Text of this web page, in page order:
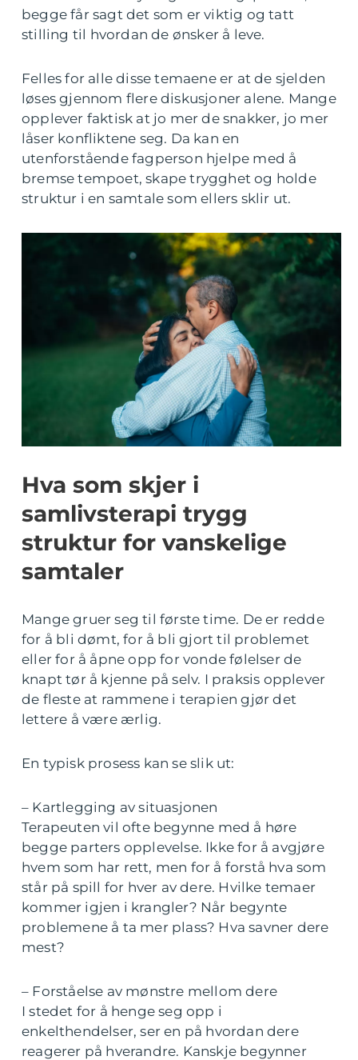
begge får sagt det som er viktig og tatt
stilling til hvordan de ønsker å leve.
Felles for alle disse temaene er at de sjelden
løses gjennom flere diskusjoner alene. Mange
opplever faktisk at jo mer de snakker, jo mer
låser konfliktene seg. Da kan en
utenforstående fagperson hjelpe med å
bremse tempoet, skape trygghet og holde
struktur i en samtale som ellers sklir ut.
Hva som skjer i
samlivsterapi trygg
struktur for vanskelige
samtaler
Mange gruer seg til første time. De er redde
for å bli dømt, for å bli gjort til problemet
eller for å åpne opp for vonde følelser de
knapt tør å kjenne på selv. I praksis opplever
de fleste at rammene i terapien gjør det
lettere å være ærlig.
En typisk prosess kan se slik ut:
– Kartlegging av situasjonen
Terapeuten vil ofte begynne med å høre
begge parters opplevelse. Ikke for å avgjøre
hvem som har rett, men for å forstå hva som
står på spill for hver av dere. Hvilke temaer
kommer igjen i krangler? Når begynte
problemene å ta mer plass? Hva savner dere
mest?
– Forståelse av mønstre mellom dere
I stedet for å henge seg opp i
enkelthendelser, ser en på hvordan dere
reagerer på hverandre. Kanskje begynner